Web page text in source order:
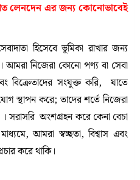
লেনদেন এর জন্য কোনোভাবেই
হিসেবে ভূমিকা রাখার জন্য
আমরা নিজেরা কোনো পণ্য বা সেবা
বিক্রেতাদের সংযুক্ত করি, যাতে
স্থাপন করে; তাদের শর্তে নিজেরা
সরাসরি অংশগ্রহন করে কেনা বেচা
আমরা স্বচ্ছতা, বিশ্বাস এবং
করে থাকি।